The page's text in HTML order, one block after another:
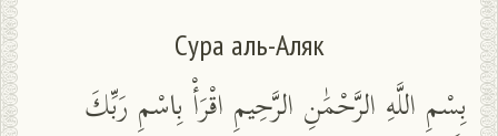
Сура аль-Аляк
بِسْمِ اللَّهِ الرَّحْمَٰنِ الرَّحِيمِ اقْرَأْ بِاسْمِ رَبِّكَ